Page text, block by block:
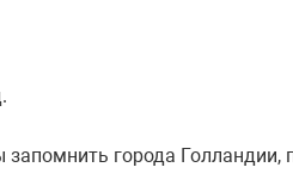
запомнить города